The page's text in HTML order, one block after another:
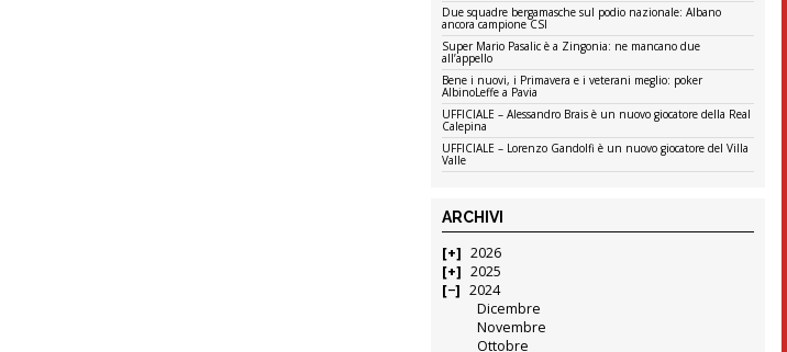
Due squadre bergamasche sul podio nazionale: Albano
ancora campione CSI
Super Mario Pasalic è a Zingonia: ne mancano due
all’appello
Bene i nuovi, i Primavera e i veterani meglio: poker
AlbinoLeffe a Pavia
UFFICIALE – Alessandro Brais è un nuovo giocatore della Real
Calepina
UFFICIALE – Lorenzo Gandolfi è un nuovo giocatore del Villa
Valle
ARCHIVI
2026
2025
2024
Dicembre
Novembre
Ottobre